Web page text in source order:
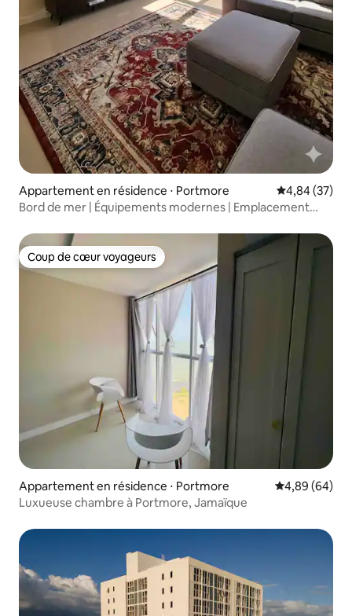
Appartement en résidence ⋅ Portmore Évaluation
4,84 (37)
Bord de mer | Équipements modernes | Emplacement
Coup de cœur voyageurs
Coup de cœur voyageurs
Appartement en résidence ⋅ Portmore Évaluation
4,89 (64)
Luxueuse chambre à Portmore, Jamaïque